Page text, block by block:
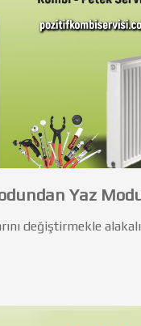
Yaz
değiştirmekle